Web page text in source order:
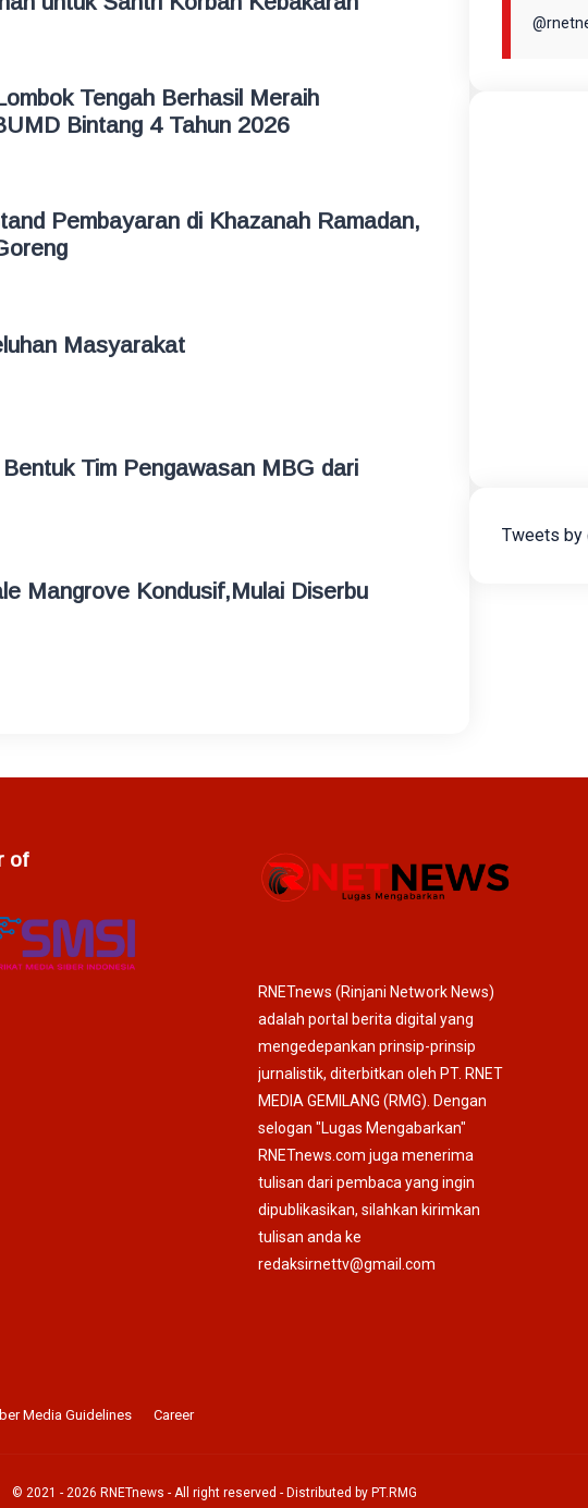
Tengah Berhasil Meraih
Bintang 4 Tahun 2026
Pembayaran di Khazanah Ramadan,
Masyarakat
Tim Pengawasan MBG dari
Mangrove Kondusif,Mulai Diserbu
Tweets by
of
RNETnews (Rinjani Network News)
adalah portal berita digital yang
mengedepankan prinsip-prinsip
jurnalistik, diterbitkan oleh PT. RNET
MEDIA GEMILANG (RMG). Dengan
selogan "Lugas Mengabarkan"
RNETnews.com juga menerima
tulisan dari pembaca yang ingin
dipublikasikan, silahkan kirimkan
tulisan anda ke
redaksirnettv@gmail.com
Media Guidelines Career
© 2021 - 2026 RNETnews - All right reserved - Distributed by PT.RMG